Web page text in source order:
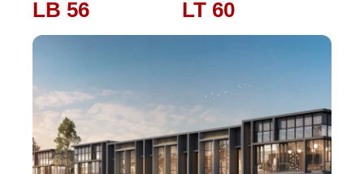
LB 56 LT 60